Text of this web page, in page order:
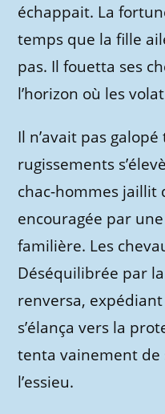
échappait. La
temps que la fille
pas. Il fouetta ses
l’horizon où les
Il n’avait pas
rugissements
chac-hommes jaillit
encouragée par
familière. Les
Déséquilibrée par
renversa,
s’élança vers la
tenta vainement de
l’essieu.